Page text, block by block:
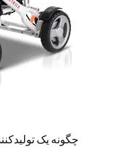
چگونه یک